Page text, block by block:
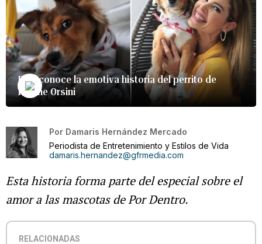
Firu: conoce la emotiva historia del perrito de
Ivonne Orsini
Por Damaris Hernández Mercado
Periodista de Entretenimiento y Estilos de Vida
damaris.hernandez@gfrmedia.com
Esta historia forma parte del especial sobre el
amor a las mascotas de Por Dentro.
RELACIONADAS